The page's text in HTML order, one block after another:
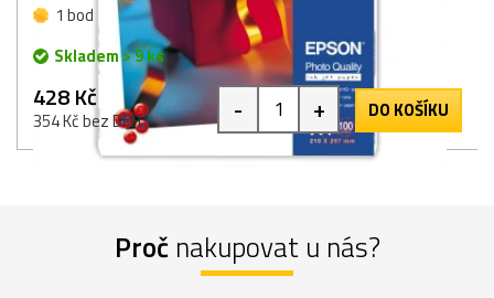
1 bod
Skladem > 9 ks
428 Kč
354 Kč bez DPH - + DO KOŠÍKU
Proč nakupovat u nás?